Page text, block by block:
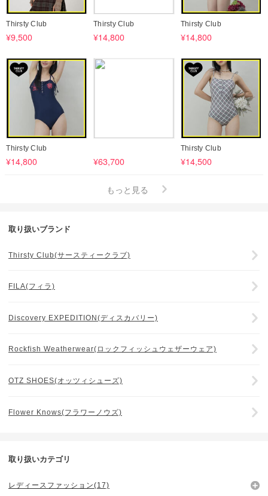
Thirsty Club
¥9,500
Thirsty Club
¥14,800
Thirsty Club
¥14,800
Thirsty Club
¥14,800 ¥63,700
Thirsty Club
¥14,500
もっと見る
取り扱いブランド
Thirsty Club(サースティークラブ)
FILA(フィラ)
Discovery EXPEDITION(ディスカバリー)
Rockfish Weatherwear(ロックフィッシュウェザーウェア)
OTZ SHOES(オッツィシューズ)
Flower Knows(フラワーノウズ)
取り扱いカテゴリ
レディースファッション(17)